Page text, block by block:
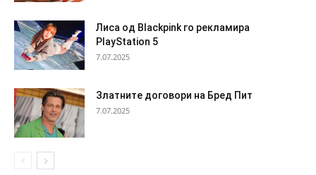
Лиса од Blackpink го рекламира
PlayStation 5
7.07.2025
Златните договори на Бред Пит
7.07.2025